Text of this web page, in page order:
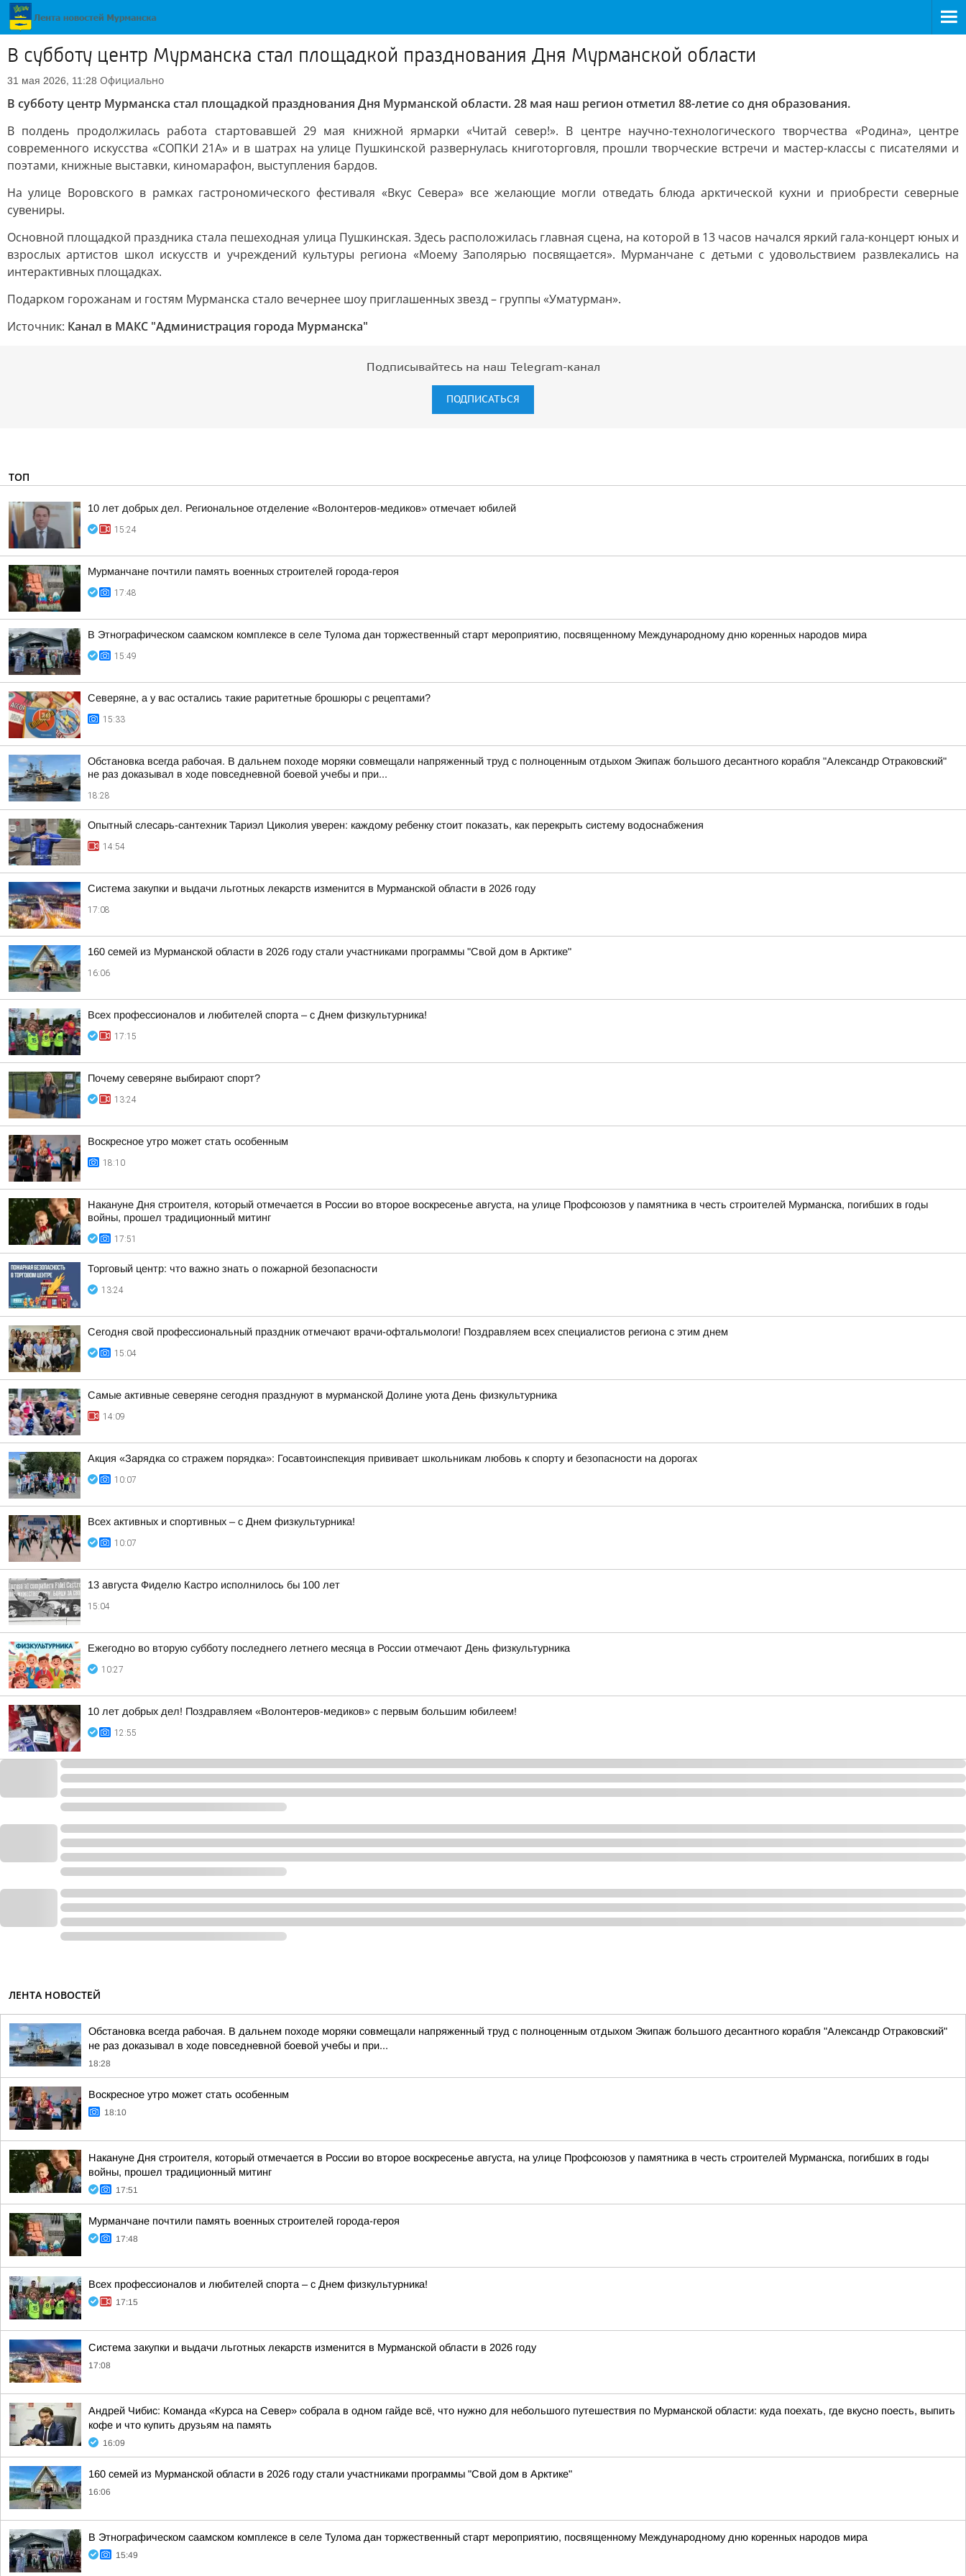
В субботу центр Мурманска стал площадкой празднования Дня Мурманской области
31 мая 2026, 11:28 Официально
В субботу центр Мурманска стал площадкой празднования Дня Мурманской области. 28 мая наш регион отметил 88-летие со дня образования.
В полдень продолжилась работа стартовавшей 29 мая книжной ярмарки «Читай север!». В центре научно-технологического творчества «Родина», центре
современного искусства «СОПКИ 21А» и в шатрах на улице Пушкинской развернулась книготорговля, прошли творческие встречи и мастер-классы с писателями и
поэтами, книжные выставки, киномарафон, выступления бардов.
На улице Воровского в рамках гастрономического фестиваля «Вкус Севера» все желающие могли отведать блюда арктической кухни и приобрести северные
сувениры.
Основной площадкой праздника стала пешеходная улица Пушкинская. Здесь расположилась главная сцена, на которой в 13 часов начался яркий гала-концерт юных и
взрослых артистов школ искусств и учреждений культуры региона «Моему Заполярью посвящается». Мурманчане с детьми с удовольствием развлекались на
интерактивных площадках.
Подарком горожанам и гостям Мурманска стало вечернее шоу приглашенных звезд – группы «Уматурман».
Источник: Канал в МАКС "Администрация города Мурманска"
Подписывайтесь на наш Telegram-канал
ПОДПИСАТЬСЯ
ТОП
10 лет добрых дел. Региональное отделение «Волонтеров-медиков» отмечает юбилей
15:24
Мурманчане почтили память военных строителей города-героя
17:48
В Этнографическом саамском комплексе в селе Тулома дан торжественный старт мероприятию, посвященному Международному дню коренных народов мира
15:49
Северяне, а у вас остались такие раритетные брошюры с рецептами?
15:33
Обстановка всегда рабочая. В дальнем походе моряки совмещали напряженный труд с полноценным отдыхом Экипаж большого десантного корабля "Александр Отраковский"
не раз доказывал в ходе повседневной боевой учебы и при...
18:28
Опытный слесарь-сантехник Тариэл Циколия уверен: каждому ребенку стоит показать, как перекрыть систему водоснабжения
14:54
Система закупки и выдачи льготных лекарств изменится в Мурманской области в 2026 году
17:08
160 семей из Мурманской области в 2026 году стали участниками программы "Свой дом в Арктике"
16:06
Всех профессионалов и любителей спорта – с Днем физкультурника!
17:15
Почему северяне выбирают спорт?
13:24
Воскресное утро может стать особенным
18:10
Накануне Дня строителя, который отмечается в России во второе воскресенье августа, на улице Профсоюзов у памятника в честь строителей Мурманска, погибших в годы
войны, прошел традиционный митинг
17:51
Торговый центр: что важно знать о пожарной безопасности
13:24
Сегодня свой профессиональный праздник отмечают врачи-офтальмологи! Поздравляем всех специалистов региона с этим днем
15:04
Самые активные северяне сегодня празднуют в мурманской Долине уюта День физкультурника
14:09
Акция «Зарядка со стражем порядка»: Госавтоинспекция прививает школьникам любовь к спорту и безопасности на дорогах
10:07
Всех активных и спортивных – с Днем физкультурника!
10:07
13 августа Фиделю Кастро исполнилось бы 100 лет
15:04
Ежегодно во вторую субботу последнего летнего месяца в России отмечают День физкультурника
10:27
10 лет добрых дел! Поздравляем «Волонтеров-медиков» с первым большим юбилеем!
12:55
ЛЕНТА НОВОСТЕЙ
Обстановка всегда рабочая. В дальнем походе моряки совмещали напряженный труд с полноценным отдыхом Экипаж большого десантного корабля "Александр Отраковский"
не раз доказывал в ходе повседневной боевой учебы и при...
18:28
Воскресное утро может стать особенным
18:10
Накануне Дня строителя, который отмечается в России во второе воскресенье августа, на улице Профсоюзов у памятника в честь строителей Мурманска, погибших в годы
войны, прошел традиционный митинг
17:51
Мурманчане почтили память военных строителей города-героя
17:48
Всех профессионалов и любителей спорта – с Днем физкультурника!
17:15
Система закупки и выдачи льготных лекарств изменится в Мурманской области в 2026 году
17:08
Андрей Чибис: Команда «Курса на Север» собрала в одном гайде всё, что нужно для небольшого путешествия по Мурманской области: куда поехать, где вкусно поесть, выпить
кофе и что купить друзьям на память
16:09
160 семей из Мурманской области в 2026 году стали участниками программы "Свой дом в Арктике"
16:06
В Этнографическом саамском комплексе в селе Тулома дан торжественный старт мероприятию, посвященному Международному дню коренных народов мира
15:49